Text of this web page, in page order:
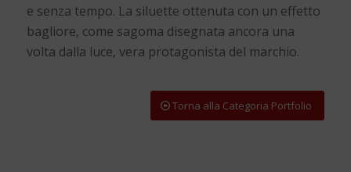
e senza tempo. La siluette ottenuta con un effetto
bagliore, come sagoma disegnata ancora una
volta dalla luce, vera protagonista del marchio.
Torna alla Categoria Portfolio